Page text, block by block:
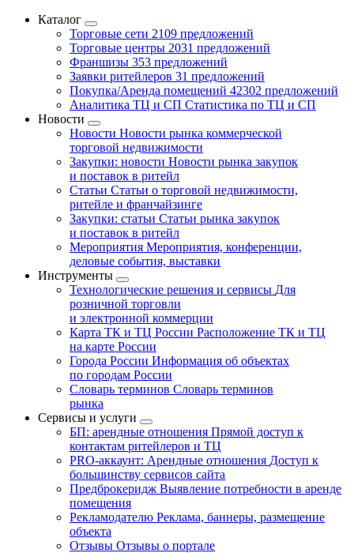
Каталог
Торговые сети 2109 предложений
Торговые центры 2031 предложений
Франшизы 353 предложений
Заявки ритейлеров 31 предложений
Покупка/Аренда помещений 42302 предложений
Аналитика ТЦ и СП Статистика по ТЦ и СП
Новости
Новости Новости рынка коммерческой
торговой недвижимости
Закупки: новости Новости рынка закупок
и поставок в ритейл
Статьи Статьи о торговой недвижимости,
ритейле и франчайзинге
Закупки: статьи Статьи рынка закупок
и поставок в ритейл
Мероприятия Мероприятия, конференции,
деловые события, выставки
Инструменты
Технологические решения и сервисы Для
розничной торговли
и электронной коммерции
Карта ТК и ТЦ России Расположение ТК и ТЦ
на карте России
Города России Информация об объектах
по городам России
Словарь терминов Словарь терминов
рынка
Сервисы и услуги
БП: арендные отношения Прямой доступ к
контактам ритейлеров и ТЦ
PRO-аккаунт: Арендные отношения Доступ к
большинству сервисов сайта
Предброкеридж Выявление потребности в аренде
помещения
Рекламодателю Реклама, баннеры, размещение
объекта
Отзывы Отзывы о портале